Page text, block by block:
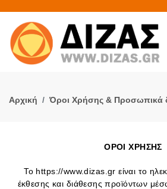
Αρχική Όροι Χρήσης & Προσωπικά
ΟΡΟΙ ΧΡΗΣΗΣ
Το https://www.dizas.gr είναι το
έκθεσης και διάθεσης προϊόντων